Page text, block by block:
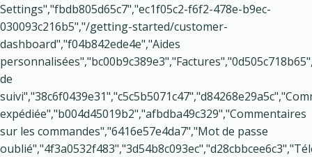
Settings","fbdb805d65c7","ec1f05c2-f6f2-478e-b9ec-
030093c216b5","/getting-started/customer-
dashboard","f04b842ede4e","Aides
de
expédiée","b004d45019b2","afbdba49c329","Commentaires
sur les commandes","6416e57e4da7","Mot de passe